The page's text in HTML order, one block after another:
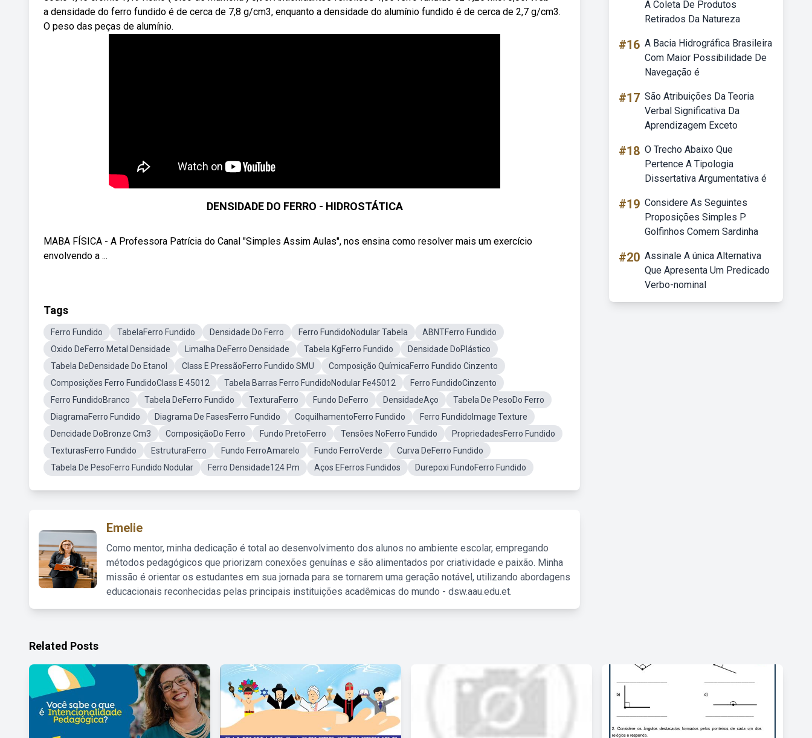
a densidade do ferro fundido é de cerca de 7,8 g/cm3, enquanto a densidade do alumínio fundido é de cerca de 2,7 g/cm3.
O peso das peças de alumínio.
DENSIDADE DO FERRO - HIDROSTÁTICA
MABA FÍSICA - A Professora Patrícia do Canal "Simples Assim Aulas", nos ensina como resolver mais um exercício
envolvendo a ...
Tags
Ferro Fundido TabelaFerro Fundido Densidade Do Ferro Ferro FundidoNodular Tabela
ABNTFerro Fundido
Oxido DeFerro Metal Densidade
Limalha DeFerro Densidade Tabela KgFerro Fundido
Densidade DoPlástico
Tabela DeDensidade Do Etanol
Class E PressãoFerro Fundido SMU
Composição QuímicaFerro Fundido Cinzento
Composições Ferro FundidoClass E 45012
Tabela Barras Ferro FundidoNodular Fe45012
Ferro FundidoCinzento
Ferro FundidoBranco
Tabela DeFerro Fundido TexturaFerro Fundo DeFerro DensidadeAço
Tabela De PesoDo Ferro
DiagramaFerro Fundido
Diagrama De FasesFerro Fundido CoquilhamentoFerro Fundido
Ferro FundidoImage Texture
Dencidade DoBronze Cm3
ComposiçãoDo Ferro Fundo PretoFerro Tensões NoFerro Fundido
PropriedadesFerro Fundido
TexturasFerro Fundido
EstruturaFerro Fundo FerroAmarelo Fundo FerroVerde
Curva DeFerro Fundido
Tabela De PesoFerro Fundido Nodular
Ferro Densidade124 Pm Aços EFerros Fundidos Durepoxi FundoFerro Fundido
Emelie
Como mentor, minha dedicação é total ao desenvolvimento dos alunos no ambiente escolar, empregando
métodos pedagógicos que priorizam conexões genuínas e são alimentados por criatividade e paixão. Minha
missão é orientar os estudantes em sua jornada para se tornarem uma geração notável, utilizando abordagens
educacionais reconhecidas pelas principais instituições acadêmicas do mundo - dsw.aau.edu.et.
A Coleta De Produtos
Retirados Da Natureza
#16 A Bacia Hidrográfica Brasileira
Com Maior Possibilidade De
Navegação é
#17 São Atribuições Da Teoria
Verbal Significativa Da
Aprendizagem Exceto
#18 O Trecho Abaixo Que
Pertence A Tipologia
Dissertativa Argumentativa é
#19 Considere As Seguintes
Proposições Simples P
Golfinhos Comem Sardinha
#20 Assinale A única Alternativa
Que Apresenta Um Predicado
Verbo-nominal
Related Posts